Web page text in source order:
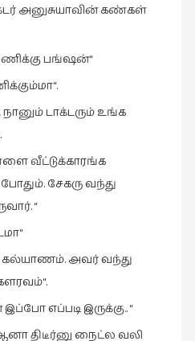
அனுசுயாவின் கண்கள்
பங்ஷன்“
டாக்டரும் உங்க
வீட்டுக்காரங்க
சேகரு வந்து
“
கல்யாணம். அவர் வந்து
எப்படி இருக்கு.. “
ஆனா திடீர்னு நைட்ல வலி